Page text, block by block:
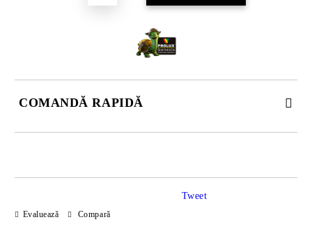
COMANDĂ RAPIDĂ
Evaluează Compară
Tweet